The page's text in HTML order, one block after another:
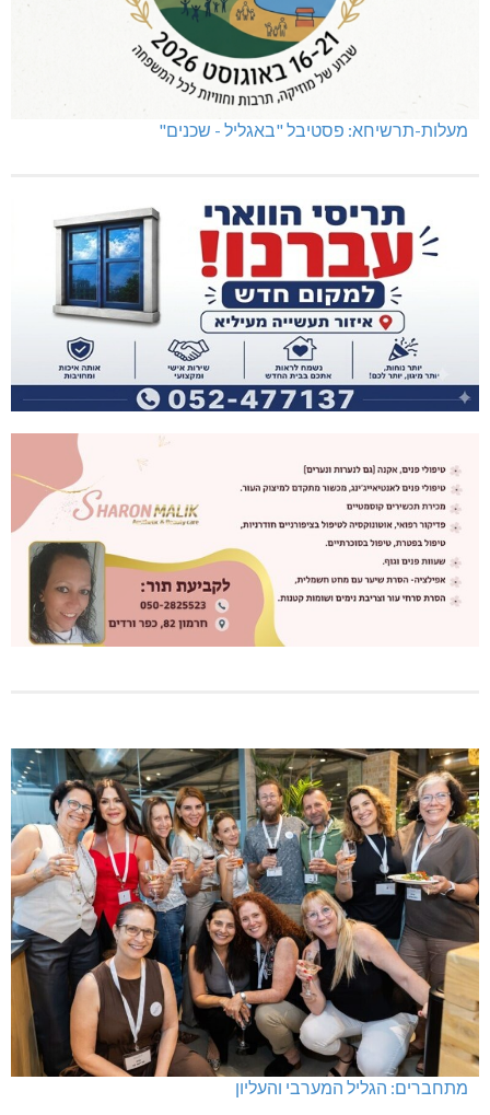
מעלות-תרשיחא: פסטיבל "באגליל - שכנים"
מתחברים: הגליל המערבי והעליון